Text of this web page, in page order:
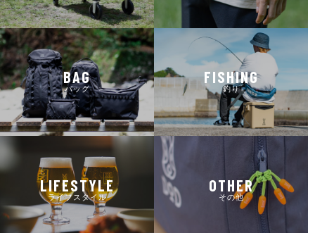
BAG
バッグ
FISHING
釣り
LIFESTYLE
ライフスタイル
OTHER
その他